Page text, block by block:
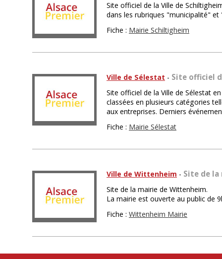
Site officiel de la Ville de
dans les rubriques "municipalité"
Fiche : Mairie Schiltigheim
Ville de Sélestat - Site officiel
Site officiel de la Ville de Sélestat
classées en plusieurs catégories
aux entreprises. Derniers
Fiche : Mairie Sélestat
Ville de Wittenheim - Site de
Site de la mairie de Wittenheim.
La mairie est ouverte au public de
Fiche : Wittenheim Mairie